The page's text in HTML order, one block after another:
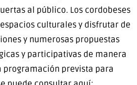
al público. Los cordobeses
culturales y disfrutar de
y numerosas propuestas
y participativas de manera
programación prevista para